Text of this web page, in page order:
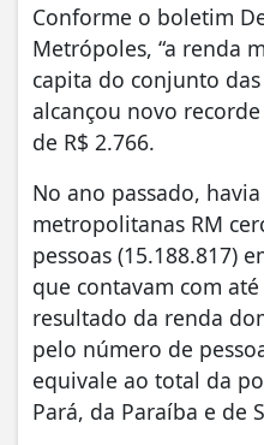
Conforme o boletim
Metrópoles, “a renda
capita do conjunto
alcançou novo
de R$ 2.766.
No ano passado,
metropolitanas RM
pessoas (15.188.817)
que contavam com
resultado da renda
pelo número de
equivale ao total da
Pará, da Paraíba e de